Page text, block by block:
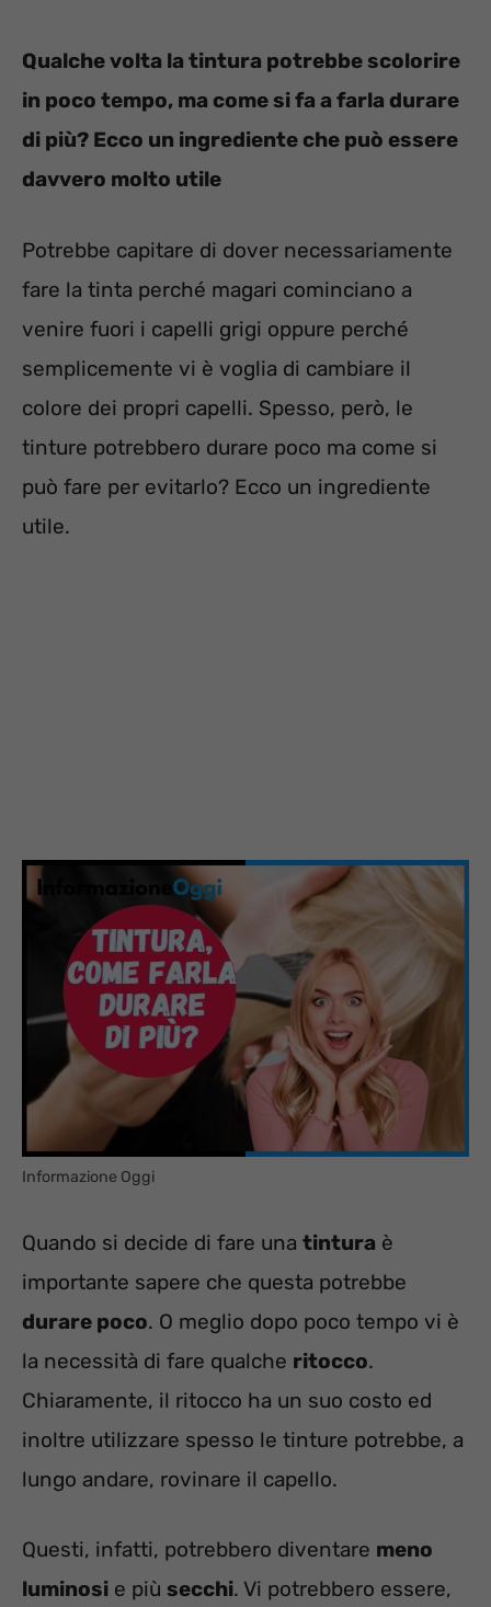
Qualche volta la tintura potrebbe scolorire
in poco tempo, ma come si fa a farla durare
di più? Ecco un ingrediente che può essere
davvero molto utile
Potrebbe capitare di dover necessariamente
fare la tinta perché magari cominciano a
venire fuori i capelli grigi oppure perché
semplicemente vi è voglia di cambiare il
colore dei propri capelli. Spesso, però, le
tinture potrebbero durare poco ma come si
può fare per evitarlo? Ecco un ingrediente
utile.
Informazione Oggi
Quando si decide di fare una tintura è
importante sapere che questa potrebbe
durare poco. O meglio dopo poco tempo vi è
la necessità di fare qualche ritocco.
Chiaramente, il ritocco ha un suo costo ed
inoltre utilizzare spesso le tinture potrebbe, a
lungo andare, rovinare il capello.
Questi, infatti, potrebbero diventare meno
luminosi e più secchi. Vi potrebbero essere,